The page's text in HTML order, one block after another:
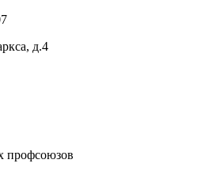
д.4
профсоюзов